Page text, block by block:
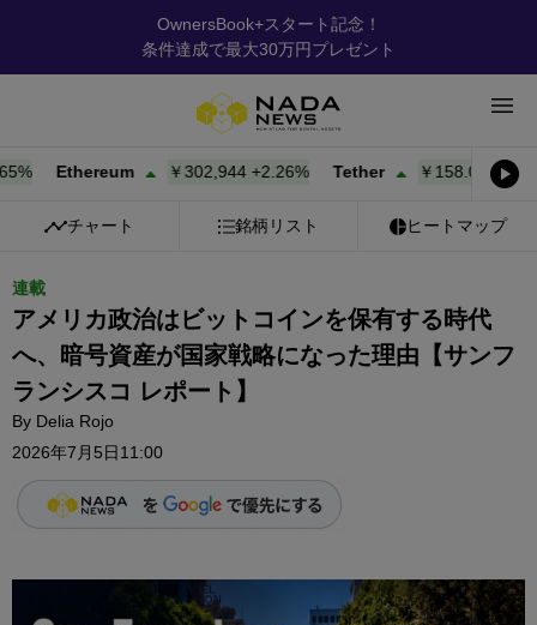
OwnersBook+スタート記念！
条件達成で最大30万円プレゼント
Ethereum ￥302,944 +2.26% Tether ￥158.08+ 0.00%
チャート 銘柄リスト ヒートマップ
連載
アメリカ政治はビットコインを保有する時代
へ、暗号資産が国家戦略になった理由【サンフ
ランシスコ レポート】
By Delia Rojo
2026年7月5日11:00